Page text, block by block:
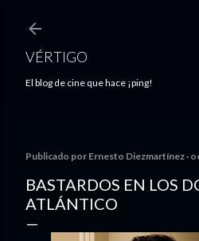
VÉRTIGO
El blog de cine que hace ¡ping!
Publicado por Ernesto Diezmartínez
BASTARDOS EN LOS
ATLÁNTICO